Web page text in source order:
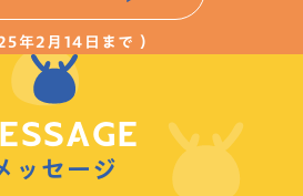
年2月14日まで ）
ッセージ